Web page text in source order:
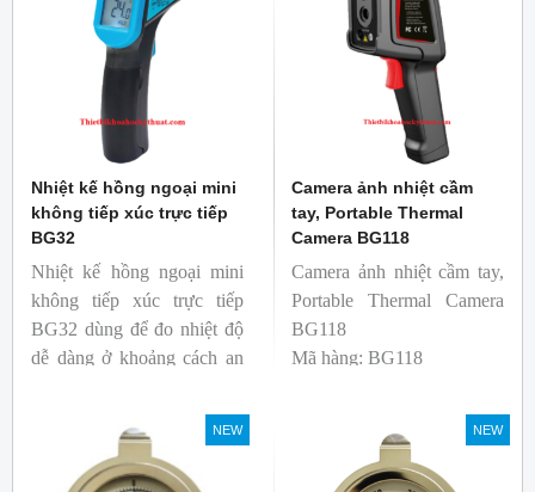
Nhiệt kế hồng ngoại mini
không tiếp xúc trực tiếp
BG32
Nhiệt kế hồng ngoại mini
không tiếp xúc trực tiếp
BG32 dùng để đo nhiệt độ
dễ dàng ở khoảng cách an
độ phát xạ nhanh và cố
định giúp người mới bắt
đầu sử dụng dễ dàng.
Camera ảnh nhiệt cầm
tay, Portable Thermal
Camera BG118
Camera ảnh nhiệt cầm tay,
Portable Thermal Camera
BG118
Mã hàng: BG118
NEW NEW